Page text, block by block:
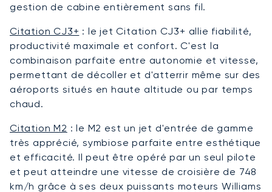
gestion de cabine entièrement sans fil.
Citation CJ3+ : le jet Citation CJ3+ allie fiabilité,
productivité maximale et confort. C'est la
combinaison parfaite entre autonomie et vitesse,
permettant de décoller et d'atterrir même sur des
aéroports situés en haute altitude ou par temps
chaud.
Citation M2 : le M2 est un jet d'entrée de gamme
très apprécié, symbiose parfaite entre esthétique
et efficacité. Il peut être opéré par un seul pilote
et peut atteindre une vitesse de croisière de 748
km/h grâce à ses deux puissants moteurs Williams